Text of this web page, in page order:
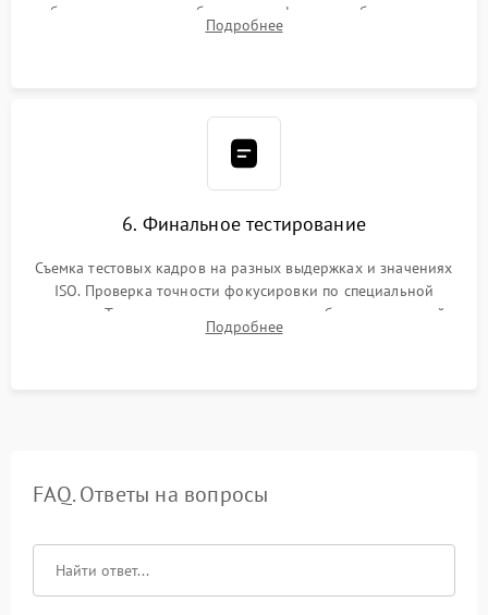
рабочего отрезка, калибровка автофокуса, стабилизатора и
экспозамера с помощью сервисного ПО.
Подробнее
6. Финальное тестирование
Съемка тестовых кадров на разных выдержках и значениях
ISO. Проверка точности фокусировки по специальной
мишени. Тест записи на карту памяти, работы встроенной
вспышки, микрофона и всех кнопок управления.
Подробнее
FAQ. Ответы на вопросы